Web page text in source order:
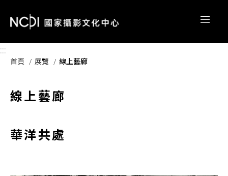
:::
首頁 展覽 線上藝廊
線上藝廊
華洋共處